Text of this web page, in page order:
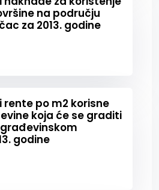
na području
za 2013. godine
rente po m2 korisne
koja će se graditi
godine